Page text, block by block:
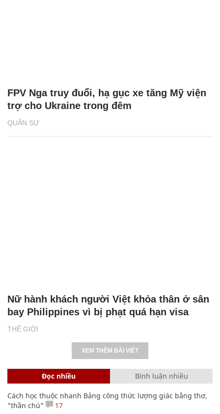
QUÂN SỰ
FPV Nga truy đuổi, hạ gục xe tăng Mỹ viện
trợ cho Ukraine trong đêm
THẾ GIỚI
Nữ hành khách người Việt khỏa thân ở sân
bay Philippines vì bị phạt quá hạn visa
XEM THÊM BÀI VIẾT
Đọc nhiều Bình luận nhiều
Cách học thuộc nhanh Bảng công thức lượng giác bằng thơ,
"thần chú"
17